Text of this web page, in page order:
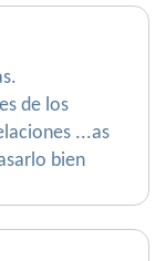
de los
...as
bien